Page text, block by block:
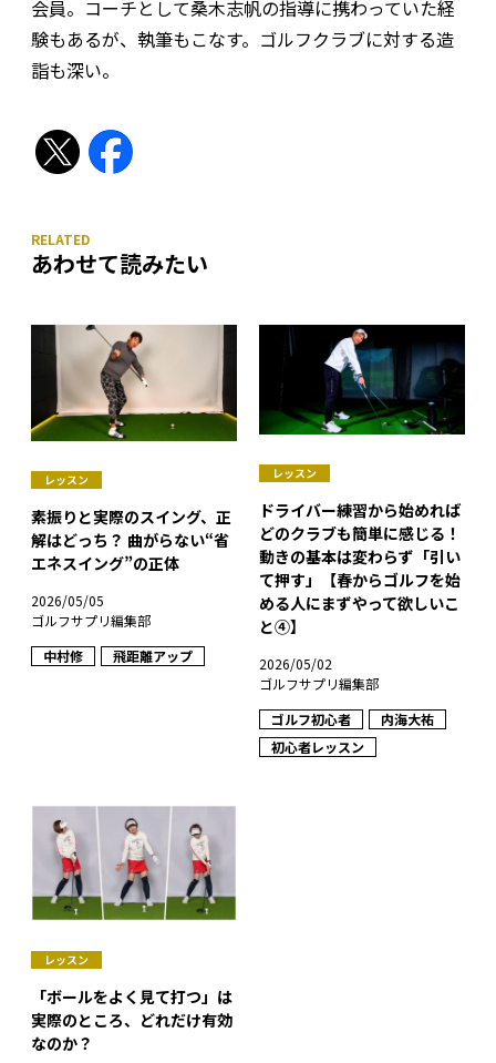
会員。コーチとして桑木志帆の指導に携わっていた経
験もあるが、執筆もこなす。ゴルフクラブに対する造
詣も深い。
あわせて読みたい
レッスン
素振りと実際のスイング、正
解はどっち？ 曲がらない“省
エネスイング”の正体
2026/05/05
ゴルフサプリ編集部
中村修
飛距離アップ
レッスン
ドライバー練習から始めれば
どのクラブも簡単に感じる！
動きの基本は変わらず「引い
て押す」【春からゴルフを始
める人にまずやって欲しいこ
と④】
2026/05/02
ゴルフサプリ編集部
ゴルフ初心者
内海大祐
初心者レッスン
レッスン
「ボールをよく見て打つ」は
実際のところ、どれだけ有効
なのか？